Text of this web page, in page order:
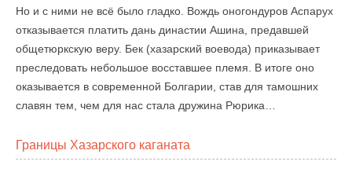
Но и с ними не всё было гладко. Вождь оногондуров Аспарух
отказывается платить дань династии Ашина, предавшей
общетюркскую веру. Бек (хазарский воевода) приказывает
преследовать небольшое восставшее племя. В итоге оно
оказывается в современной Болгарии, став для тамошних
славян тем, чем для нас стала дружина Рюрика…
Границы Хазарского каганата